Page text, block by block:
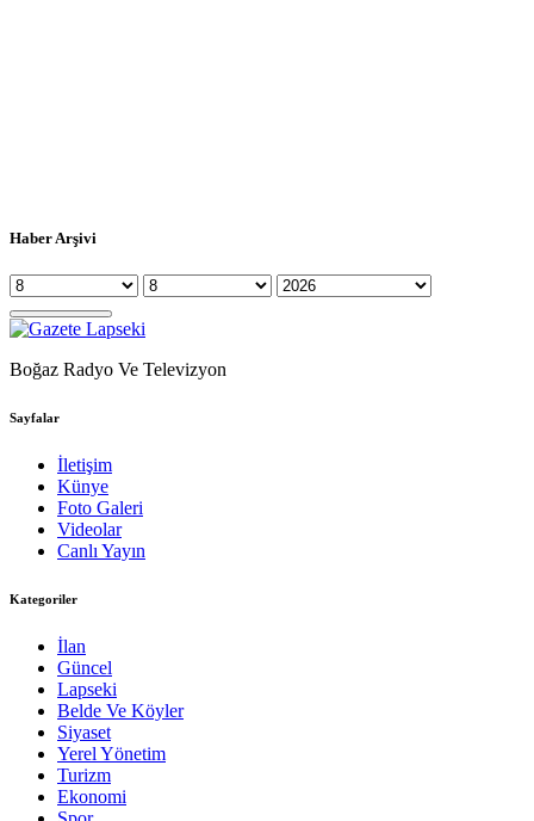
Haber Arşivi
Boğaz Radyo Ve Televizyon
Sayfalar
İletişim
Künye
Foto Galeri
Videolar
Canlı Yayın
Kategoriler
İlan
Güncel
Lapseki
Belde Ve Köyler
Siyaset
Yerel Yönetim
Turizm
Ekonomi